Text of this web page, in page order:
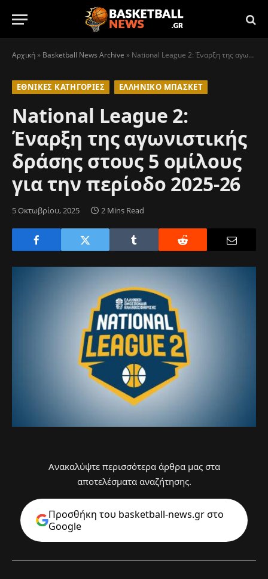
Αρχική» Basketball News Archive » National League 2: Έναρξη της αγωνιστικής δράσης στους 5 ομίλους για την περίοδο 2025-26
ΕΘΝΙΚΈΣ ΚΑΤΗΓΟΡΊΕΣ ΕΛΛΗΝΙΚΌ ΜΠΆΣΚΕΤ
National League 2:
Έναρξη της αγωνιστικής
δράσης στους 5 ομίλους
για την περίοδο 2025-26
5 Οκτωβρίου, 2025 2 Mins Read
Ανακαλύψτε περισσότερα άρθρα μας στα
αποτελέσματα αναζήτησης.
Προσθήκη του basketball-news.gr στo
Google